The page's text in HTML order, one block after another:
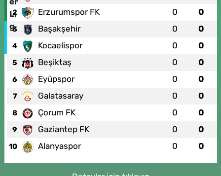
2 Erzurumspor FK 0 0
3 Başakşehir 0 0
4 Kocaelispor 0 0
5 Beşiktaş 0 0
6 Eyüpspor 0 0
7 Galatasaray 0 0
8 Çorum FK 0 0
9 Gaziantep FK 0 0
10 Alanyaspor 0 0